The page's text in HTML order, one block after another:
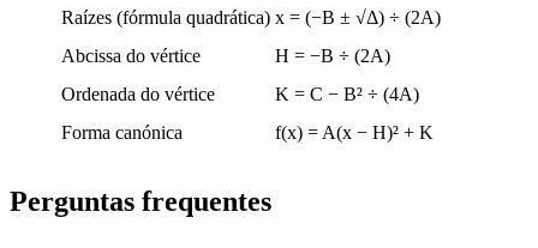
Raízes (fórmula quadrática) x = (−B ± √Δ) ÷ (2A)
Abcissa do vértice
H = −B ÷ (2A)
Ordenada do vértice
K = C − B² ÷ (4A)
Forma canónica
f(x) = A(x − H)² + K
Perguntas frequentes